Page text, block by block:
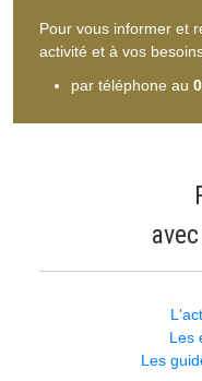
Pour vous informer et
activité et à vos
par téléphone au
Les
Les